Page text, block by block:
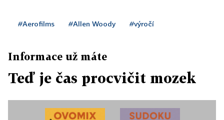
#Aerofilms #Allen Woody #výročí
Informace už máte
Teď je čas procvičit mozek